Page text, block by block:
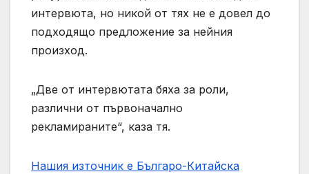
интервюта, но никой от тях не е довел до
подходящо предложение за нейния
произход.
„Две от интервютата бяха за роли,
различни от първоначално
рекламираните“, каза тя.
Нашия източник е Българо-Китайска